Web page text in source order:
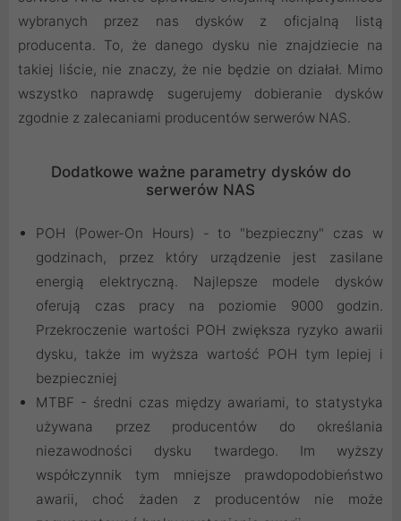
wybranych przez nas dysków z oficjalną listą
producenta. To, że danego dysku nie znajdziecie na
takiej liście, nie znaczy, że nie będzie on działał. Mimo
wszystko naprawdę sugerujemy dobieranie dysków
zgodnie z zalecaniami producentów serwerów NAS.
Dodatkowe ważne parametry dysków do
serwerów NAS
POH (Power-On Hours) - to "bezpieczny" czas w
godzinach, przez który urządzenie jest zasilane
energią elektryczną. Najlepsze modele dysków
oferują czas pracy na poziomie 9000 godzin.
Przekroczenie wartości POH zwiększa ryzyko awarii
dysku, także im wyższa wartość POH tym lepiej i
bezpieczniej
MTBF - średni czas między awariami, to statystyka
używana przez producentów do określania
niezawodności dysku twardego. Im wyższy
współczynnik tym mniejsze prawdopodobieństwo
awarii, choć żaden z producentów nie może